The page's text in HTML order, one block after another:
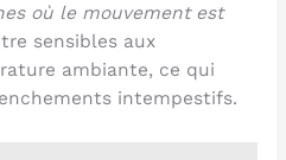
où le mouvement est
sensibles aux
ambiante, ce qui
intempestifs.